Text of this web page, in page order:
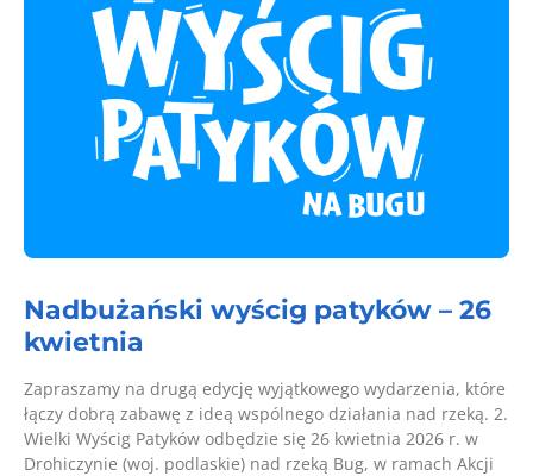
Nadbużański wyścig patyków – 26
kwietnia
Zapraszamy na drugą edycję wyjątkowego wydarzenia, które
łączy dobrą zabawę z ideą wspólnego działania nad rzeką. 2.
Wielki Wyścig Patyków odbędzie się 26 kwietnia 2026 r. w
Drohiczynie (woj. podlaskie) nad rzeką Bug, w ramach Akcji